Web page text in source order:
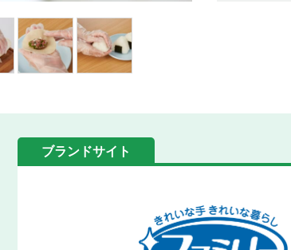
ブランドサイト